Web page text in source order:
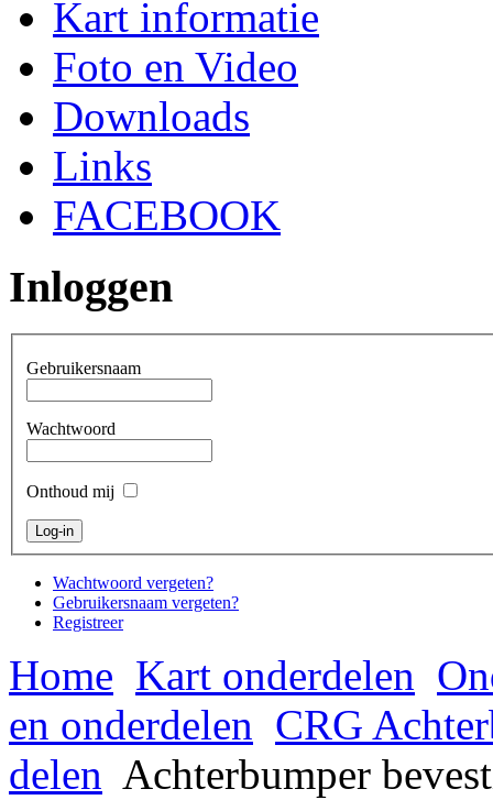
Kart informatie
Foto en Video
Downloads
Links
FACEBOOK
Inloggen
Gebruikersnaam
Wachtwoord
Onthoud mij
Wachtwoord vergeten?
Gebruikersnaam vergeten?
Registreer
Home Kart onderdelen
en onderdelen CRG
delen Achterbumper